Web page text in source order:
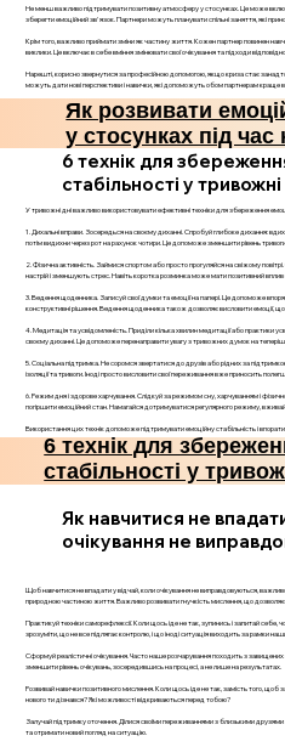
Не менш важливо підтримувати позитивну атмосферу у стосунках. Це може
зберегти емоційний зв'язок. Партнери можуть планувати спільні заняття, які
Крім того, важливо приймати зміни як частину життя. Кожен партнер повинен
виклики. Це включає в себе вміння змінювати свої очікування та підходи
Нарешті, корисно звернутися за професійною допомогою, якщо криза стає
можуть дати нові перспективи і навички, які допоможуть обом партнерам краще
Як розвивати
у стосунках під час
6 технік для
стабільності у тривожні
У тривожні дні важливо використовувати ефективні техніки для збереження
1. Дихальні вправи. Зосередься на своєму диханні. Спробуй глибоке дихання:
потім видихни через рот на рахунок чотири. Це допоможе зменшити рівень тривоги,
2. Фізична активність. Займися спортом або просто прогуляйся на свіжому
настрій і зменшують стрес. Навіть коротка розминка може мати позитивний вплив
3. Ведення щоденника. Записуй свої думки та емоції на папері. Це допоможе
конструктивні рішення. Ведення щоденника також дозволяє висловити емоції,
4. Медитація та усвідомленість. Приділи кілька хвилин медитації або практики
своєму диханні. Це допоможе перенаправити увагу з тривожних думок на
5. Соціальна підтримка. Не соромся звертатися до друзів або рідних за
ізоляції та тривоги. Іноді просто висловити свої переживання вже приносить
6. Режим дня і здорове харчування. Слідкуй за режимом сну, харчуванням і
погіршити емоційний стан. Намагайся дотримуватися регулярного режиму,
Використання цих технік допоможе підтримувати емоційну стабільність і
6 технік для
стабільності у
Як навчитися не
очікування не
Щоб навчитися не впадати у відчай, коли очікування не виправдовуються,
природною частиною життя. Важливо розвивати гнучкість мислення, що
Практикуй техніки саморефлексії. Коли щось іде не так, зупинись і запитай
зрозуміти, що не все підлягає контролю, і що іноді ситуація виходить за рамки
Сформуй реалістичні очікування. Часто наше розчарування походить з
зменшити рівень очікувань, зосередившись на процесі, а не лише на результатах.
Розвивай навички позитивного мислення. Коли щось іде не так, замість того, щоб
нового ти дізнався? Які можливості відкриваються перед тобою?
Залучай підтримку оточення. Ділися своїми переживаннями з близькими друзями
та отримати новий погляд на ситуацію.